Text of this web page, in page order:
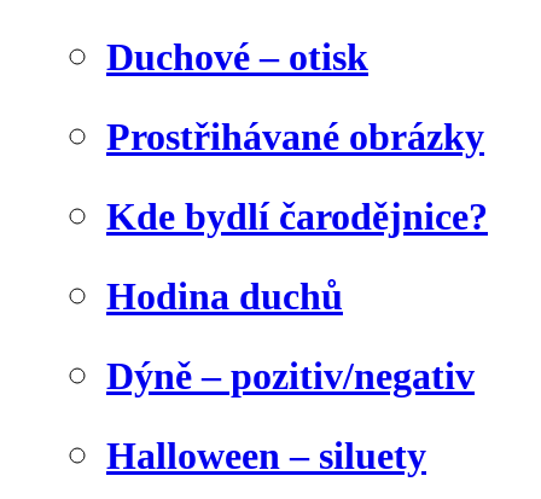
Duchové – otisk
Prostřihávané obrázky
Kde bydlí čarodějnice?
Hodina duchů
Dýně – pozitiv/negativ
Halloween – siluety